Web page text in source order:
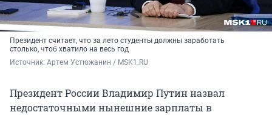
Президент считает, что за лето студенты должны заработать
столько, чтоб хватило на весь год
Источник: Артем Устюжанин / MSK1.RU
Президент России Владимир Путин назвал
недостаточными нынешние зарплаты в